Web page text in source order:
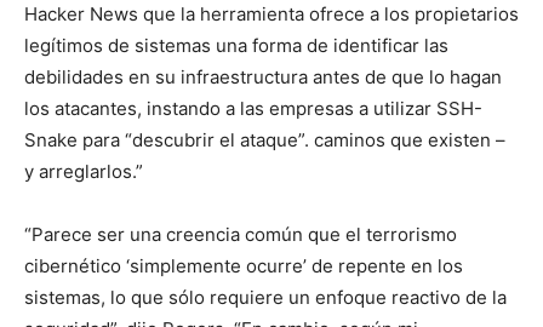
Hacker News que la herramienta ofrece a los propietarios
legítimos de sistemas una forma de identificar las
debilidades en su infraestructura antes de que lo hagan
los atacantes, instando a las empresas a utilizar SSH-
Snake para “descubrir el ataque”. caminos que existen –
y arreglarlos.”
“Parece ser una creencia común que el terrorismo
cibernético ‘simplemente ocurre’ de repente en los
sistemas, lo que sólo requiere un enfoque reactivo de la